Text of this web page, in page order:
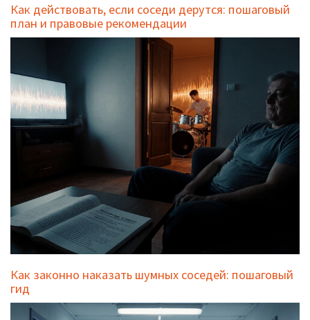
Как действовать, если соседи дерутся: пошаговый
план и правовые рекомендации
Как законно наказать шумных соседей: пошаговый
гид